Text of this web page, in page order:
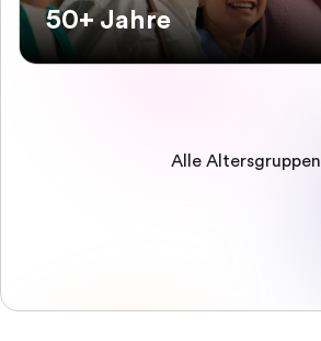
50+ Jahre
Alle Altersgruppen